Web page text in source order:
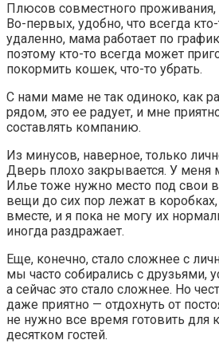
Плюсов совместного
Во-первых, удобно, что всегда
удаленно, мама работает по
поэтому кто-то всегда может
покормить кошек, что-то убрать.
С нами маме не так одиноко, как
рядом, это ее радует, и мне
составлять компанию.
Из минусов, наверное, только
Дверь плохо закрывается. У меня
Илье тоже нужно место под свои
вещи до сих пор лежат в
вместе, и я пока не могу их
иногда раздражает.
Еще, конечно, стало сложнее с
мы часто собирались с друзьями,
а сейчас это стало сложнее. Но
даже приятно — отдохнуть от
не нужно все время готовить для
десятком гостей.